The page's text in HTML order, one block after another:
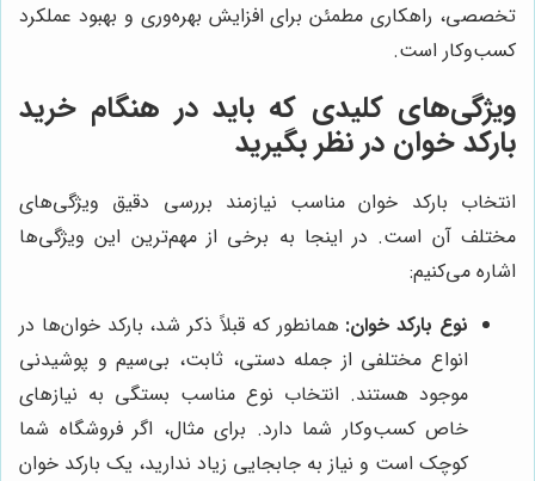
تخصصی، راهکاری مطمئن برای افزایش بهره‌وری و بهبود عملکرد
کسب‌وکار است.
ویژگی‌های کلیدی که باید در هنگام خرید
بارکد خوان در نظر بگیرید
انتخاب بارکد خوان مناسب نیازمند بررسی دقیق ویژگی‌های
مختلف آن است. در اینجا به برخی از مهم‌ترین این ویژگی‌ها
اشاره می‌کنیم:
نوع بارکد خوان: همانطور که قبلاً ذکر شد، بارکد خوان‌ها در
انواع مختلفی از جمله دستی، ثابت، بی‌سیم و پوشیدنی
موجود هستند. انتخاب نوع مناسب بستگی به نیازهای
خاص کسب‌وکار شما دارد. برای مثال، اگر فروشگاه شما
کوچک است و نیاز به جابجایی زیاد ندارید، یک بارکد خوان